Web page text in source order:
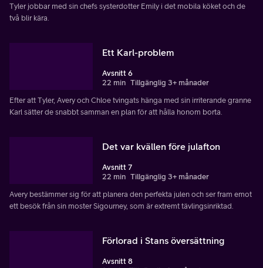
Tyler jobbar med sin chefs systerdotter Emily i det mobila köket och de
två blir kära.
Ett Karl-problem
Avsnitt 6
22 min Tillgänglig 3+ månader
Efter att Tyler, Avery och Chloe tvingats hänga med sin irriterande granne
Karl sätter de snabbt samman en plan för att hålla honom borta.
Det var kvällen före julafton
Avsnitt 7
22 min Tillgänglig 3+ månader
Avery bestämmer sig för att planera den perfekta julen och ser fram emot
ett besök från sin moster Sigourney, som är extremt tävlingsinriktad.
Förlorad i Stans översättning
Avsnitt 8